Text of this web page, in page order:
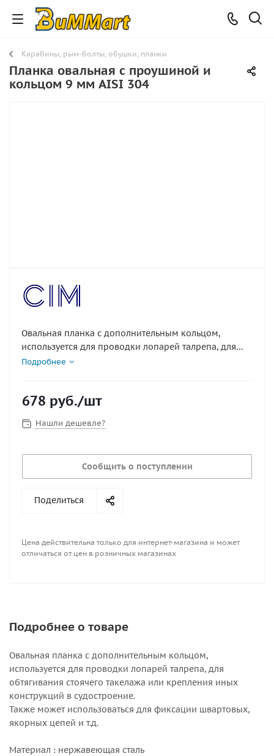
Карабины, рым-болты, обушки, планки
Планка овальная с проушиной и
кольцом 9 мм AISI 304
Овальная планка с дополнительным кольцом,
используется для проводки лопарей талрепа, для
обтягивания стоячего такелажа или крепления иных
швартовых, якорных цепей и т.д.
Материал : нержавеющая сталь
Подробнее
678 руб./шт
Нашли дешевле?
Сообщить о поступлении
Поделиться
Цена действительна только для интернет-магазина и может
отличаться от цен в розничных магазинах
Подробнее о товаре
Овальная планка с дополнительным кольцом,
используется для проводки лопарей талрепа, для
обтягивания стоячего такелажа или крепления иных
конструкций в судостроение.
Также может использоваться для фиксации швартовых,
якорных цепей и т.д.
Материал : нержавеющая сталь